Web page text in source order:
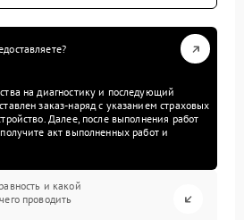
на диагностику и последующий
заказ-наряд с указанием страховых
Далее, после выполнения работ
акт выполненных работ и
и какой
проводить